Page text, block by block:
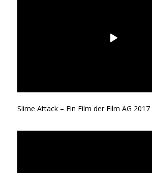
Slime Attack – Ein Film der Film AG 2017